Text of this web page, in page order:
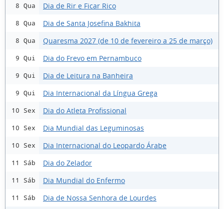
8 Qua Dia de Rir e Ficar Rico
8 Qua Dia de Santa Josefina Bakhita
8 Qua Quaresma 2027 (de 10 de fevereiro a 25 de março)
9 Qui Dia do Frevo em Pernambuco
9 Qui Dia de Leitura na Banheira
9 Qui Dia Internacional da Língua Grega
10 Sex Dia do Atleta Profissional
10 Sex Dia Mundial das Leguminosas
10 Sex Dia Internacional do Leopardo Árabe
11 Sáb Dia do Zelador
11 Sáb Dia Mundial do Enfermo
11 Sáb Dia de Nossa Senhora de Lourdes